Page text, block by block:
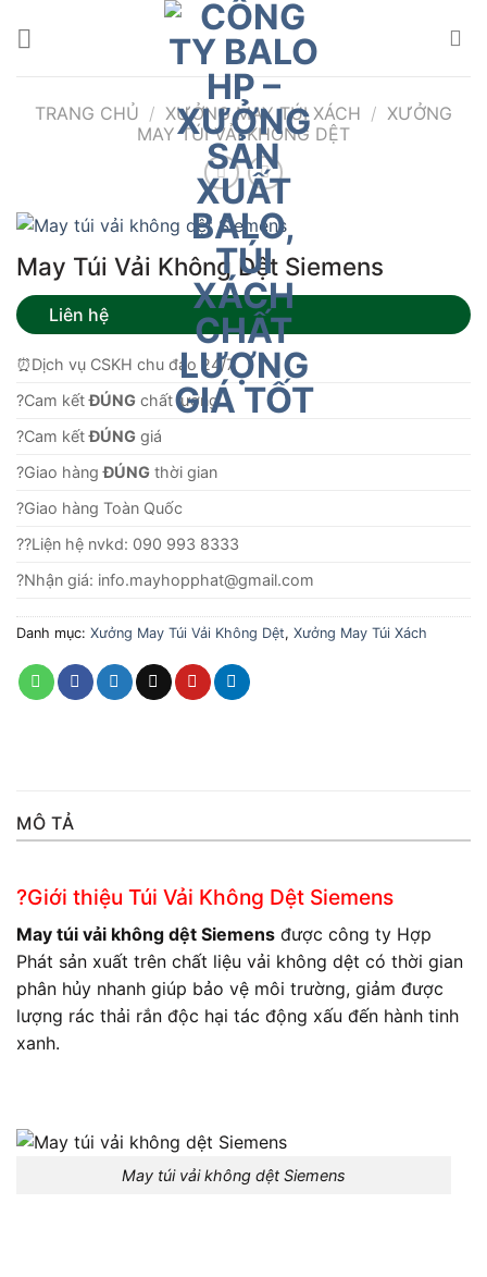
TRANG CHỦ / XƯỞNG MAY TÚI XÁCH / XƯỞNG
MAY TÚI VẢI KHÔNG DỆT
May Túi Vải Không Dệt Siemens
Liên hệ
⏰Dịch vụ CSKH chu đáo 24/7
?Cam kếtĐÚNG chất lượng.
?Cam kếtĐÚNG giá
?Giao hàngĐÚNG thời gian
?Giao hàng Toàn Quốc
??Liện hệ nvkd: 090 993 8333
?Nhận giá: info.mayhopphat@gmail.com
Danh mục: Xưởng May Túi Vải Không Dệt, Xưởng May Túi Xách
MÔ TẢ
?Giới thiệu Túi Vải Không Dệt Siemens
May túi vải không dệt Siemens được công ty Hợp
Phát sản xuất trên chất liệu vải không dệt có thời gian
phân hủy nhanh giúp bảo vệ môi trường, giảm được
lượng rác thải rắn độc hại tác động xấu đến hành tinh
xanh.
May túi vải không dệt Siemens